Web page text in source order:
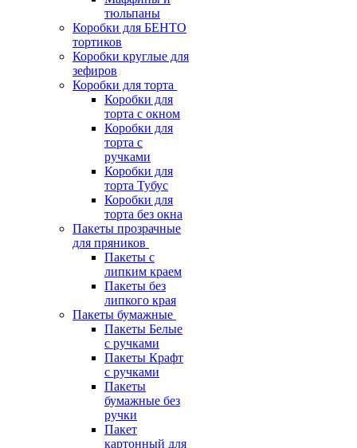
тюльпаны
Коробки для БЕНТО
тортиков
Коробки круглые для
зефиров
Коробки для торта
Коробки для
торта с окном
Коробки для
торта с
ручками
Коробки для
торта Тубус
Коробки для
торта без окна
Пакеты прозрачные
для пряников
Пакеты с
липким краем
Пакеты без
липкого края
Пакеты бумажные
Пакеты Белые
с ручками
Пакеты Крафт
с ручками
Пакеты
бумажные без
ручки
Пакет
картонный для